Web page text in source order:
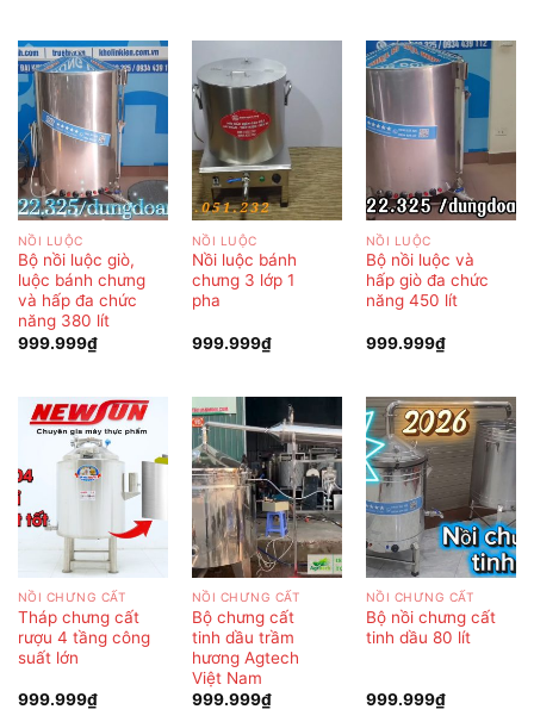
NỒI LUỘC
Bộ nồi luộc giò,
luộc bánh chưng
và hấp đa chức
năng 380 lít
999.999₫
NỒI LUỘC
Nồi luộc bánh
chưng 3 lớp 1
pha
999.999₫
NỒI LUỘC
Bộ nồi luộc và
hấp giò đa chức
năng 450 lít
999.999₫
NỒI CHƯNG CẤT
Tháp chưng cất
rượu 4 tầng công
suất lớn
999.999₫
NỒI CHƯNG CẤT
Bộ chưng cất
tinh dầu trầm
hương Agtech
Việt Nam
999.999₫
NỒI CHƯNG CẤT
Bộ nồi chưng cất
tinh dầu 80 lít
999.999₫